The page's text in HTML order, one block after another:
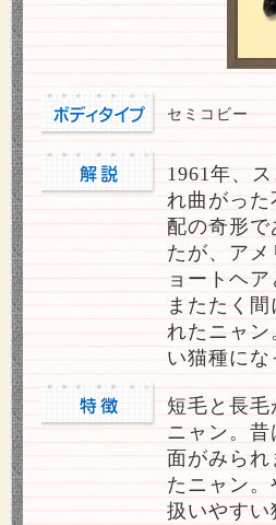
セミコビー
1961年、
れ曲がっ
配の奇形
たが、ア
ョートヘ
またたく
れたニャ
い猫種にな
短毛と長
ニャン。
面がみら
たニャン
扱いやす